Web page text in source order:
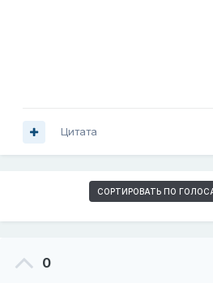
Цитата
СОРТИРОВАТЬ ПО
0